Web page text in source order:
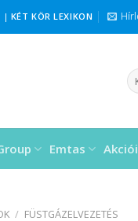
| KÉT KÖR LEXIKON
a
Emtas
/ FÜSTGÁZELVEZETÉS